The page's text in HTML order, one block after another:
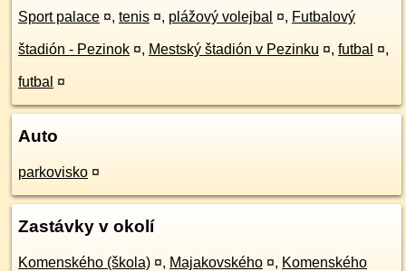
Sport palace ¤, tenis ¤, plážový volejbal ¤, Futbalový
štadión - Pezinok ¤, Mestský štadión v Pezinku ¤, futbal ¤,
futbal ¤
Auto
parkovisko ¤
Zastávky v okolí
Komenského (škola) ¤, Majakovského ¤, Komenského